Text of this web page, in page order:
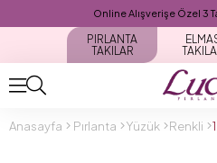
Online Alışverişe Özel 3
PIRLANTA
TAKILAR
Anasayfa Pırlanta Yüzük Renkli